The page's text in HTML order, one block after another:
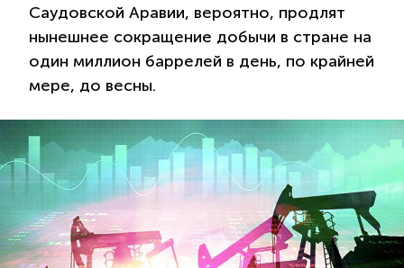
Саудовской Аравии, вероятно, продлят
нынешнее сокращение добычи в стране на
один миллион баррелей в день, по крайней
мере, до весны.